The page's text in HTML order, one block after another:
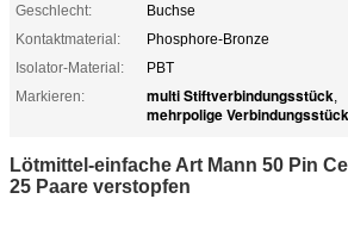
Geschlecht:
Buchse
Kontaktmaterial:
Phosphore-Bronze
Isolator-Material:
PBT
Markieren:
multi Stiftverbindungsstück,
mehrpolige
Lötmittel-einfache Art Mann 50 Pin
25 Paare verstopfen